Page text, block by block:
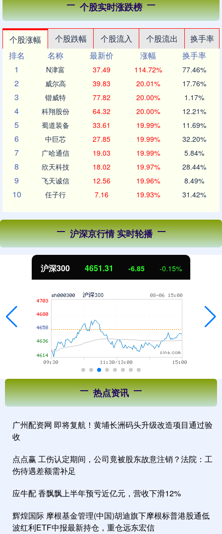
个股实时涨跌榜
个股涨幅 个股跌幅 个股流入 个股流出
换手率
排名
名称 最新价 涨幅
换手率
1
N津富 37.49 114.72% 77.46%
2 威尔高 39.83 20.01% 17.76%
3 锴威特 77.82 20.00% 1.17%
4 科翔股份 64.32 20.00% 12.21%
5 蜀道装备 33.61 19.99% 11.69%
6 中巨芯 27.85 19.99% 32.20%
7 广哈通信 19.03 19.99% 5.84%
8 欣天科技 18.02 19.97% 28.44%
9 飞天诚信 12.56 19.96% 8.49%
10 任子行 7.16 19.93% 31.42%
沪深京行情 实时轮播
沪深300 4651.31 -6.85 -0.15%
热点资讯
广州配资网 即将复航！黄埔长洲码头升级改造项目通过验
收
点点赢 工伤认定期间，公司竟被股东故意注销？法院：工
伤待遇差额需补足
应牛配 香飘飘上半年预亏近亿元，营收下滑12%
辉煌国际 摩根基金管理(中国)胡迪旗下摩根标普港股通低
波红利ETF中报最新持仓，重仓远东宏信